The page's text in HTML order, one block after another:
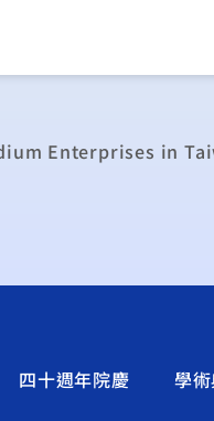
Enterprises in
四十週年院慶 學